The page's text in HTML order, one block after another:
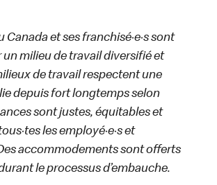
Canada et ses franchisé·e·s sont
un milieu de travail diversifié et
de travail respectent une
depuis fort longtemps selon
sont justes, équitables et
les employé·e·s et
accommodements sont offerts
le processus d’embauche.